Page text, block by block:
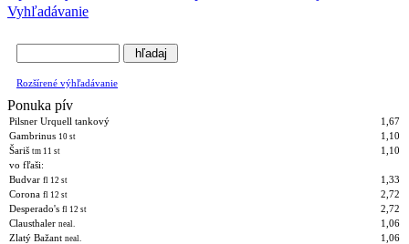
Vyhľadávanie
Rozšírené výhľadávanie
Ponuka pív
Pilsner Urquell tankový
1,67
Gambrinus 10 st
1,10
Šariš tm 11 st
1,10
vo fľaši:
Budvar fl 12 st
1,33
Corona fl 12 st
2,72
Desperado's fl 12 st
2,72
Clausthaler neal.
1,06
Zlatý Bažant neal.
1,06